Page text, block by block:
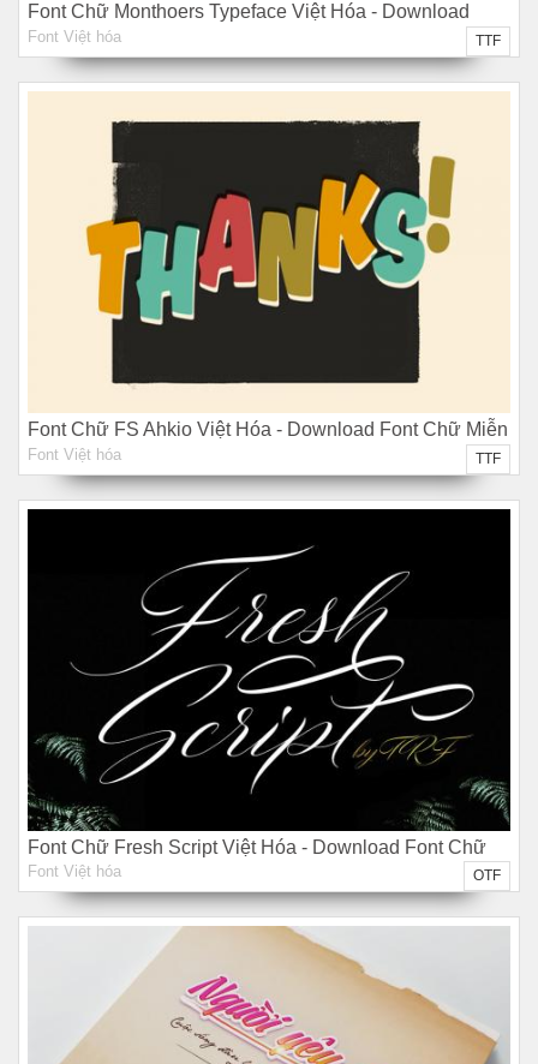
Font Chữ Monthoers Typeface Việt Hóa - Download
Font Chữ Miễn Phí
Font Việt hóa TTF
Font Chữ FS Ahkio Việt Hóa - Download Font Chữ Miễn
Phí
Font Việt hóa TTF
Font Chữ Fresh Script Việt Hóa - Download Font Chữ
Miễn Phí
Font Việt hóa OTF